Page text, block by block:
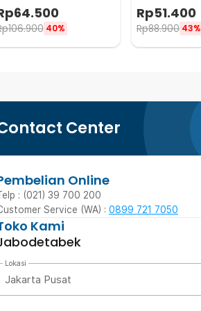
Glow in The Dark 30cm
64.500
106.900 40%
MDB4
Rp51.400
Rp88.900 43%
Center
Online
: (021) 39 700 200
Service (WA) : 0899 721 7050
Kami
Lokasi
Jakarta Pusat